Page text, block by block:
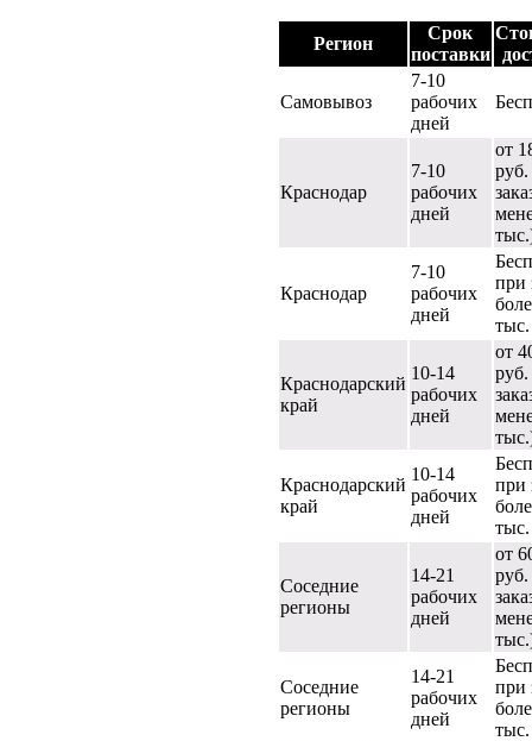
Регион
Срок
поставки
Самовывоз
7-10
рабочих
дней
Краснодар
7-10
рабочих
дней
от
Краснодар
7-10
рабочих
дней
при
тыс.
Краснодарский
край
10-14
рабочих
дней
от
Краснодарский
край
10-14
рабочих
дней
при
тыс.
Соседние
регионы
14-21
рабочих
дней
от
Соседние
регионы
14-21
рабочих
дней
при
тыс.